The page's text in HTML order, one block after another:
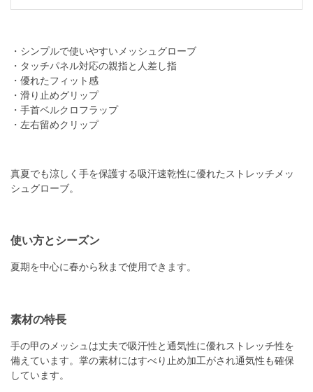
・シンプルで使いやすいメッシュグローブ
・タッチパネル対応の親指と人差し指
・優れたフィット感
・滑り止めグリップ
・手首ベルクロフラップ
・左右留めクリップ
真夏でも涼しく手を保護する吸汗速乾性に優れたストレッチメッ
シュグローブ。
使い方とシーズン
夏期を中心に春から秋まで使用できます。
素材の特長
手の甲のメッシュは丈夫で吸汗性と通気性に優れストレッチ性を
備えています。掌の素材にはすべり止め加工がされ通気性も確保
しています。